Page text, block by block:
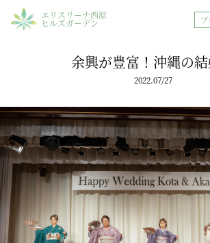
エリスリーナ西原
ヒルズガーデン
余興が豊富！沖縄の
2022.07/27